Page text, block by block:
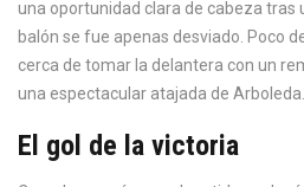
una oportunidad clara de cabeza tras
balón se fue apenas desviado. Poco
cerca de tomar la delantera con un
una espectacular atajada de Arboleda.
El gol de la victoria